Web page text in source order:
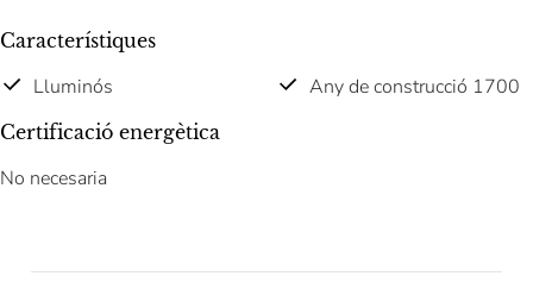
Característiques
Lluminós Any de construcció 1700
Certificació energètica
No necesaria